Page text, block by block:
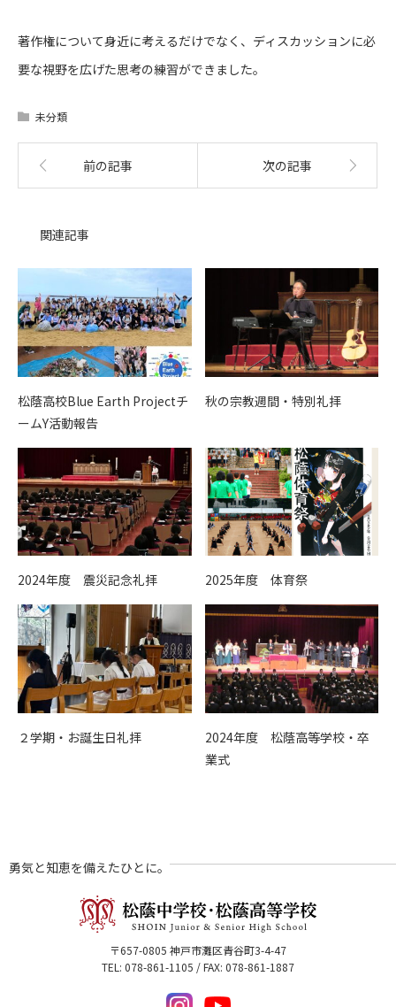
著作権について身近に考えるだけでなく、ディスカッションに必
要な視野を広げた思考の練習ができました。
未分類
前の記事 次の記事
関連記事
松蔭高校Blue Earth Projectチ
ームY活動報告
秋の宗教週間・特別礼拝
2024年度 震災記念礼拝 2025年度 体育祭
２学期・お誕生日礼拝
2024年度 松蔭高等学校・卒
業式
勇気と知恵を備えたひとに。
〒657-0805 神戸市灘区青谷町3-4-47
TEL: 078-861-1105 / FAX: 078-861-1887